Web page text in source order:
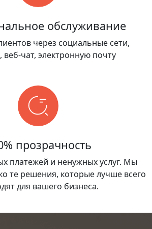
обслуживание
через социальные сети,
веб-чат, электронную почту
прозрачность
платежей и ненужных услуг. Мы
те решения, которые лучше всего
для вашего бизнеса.